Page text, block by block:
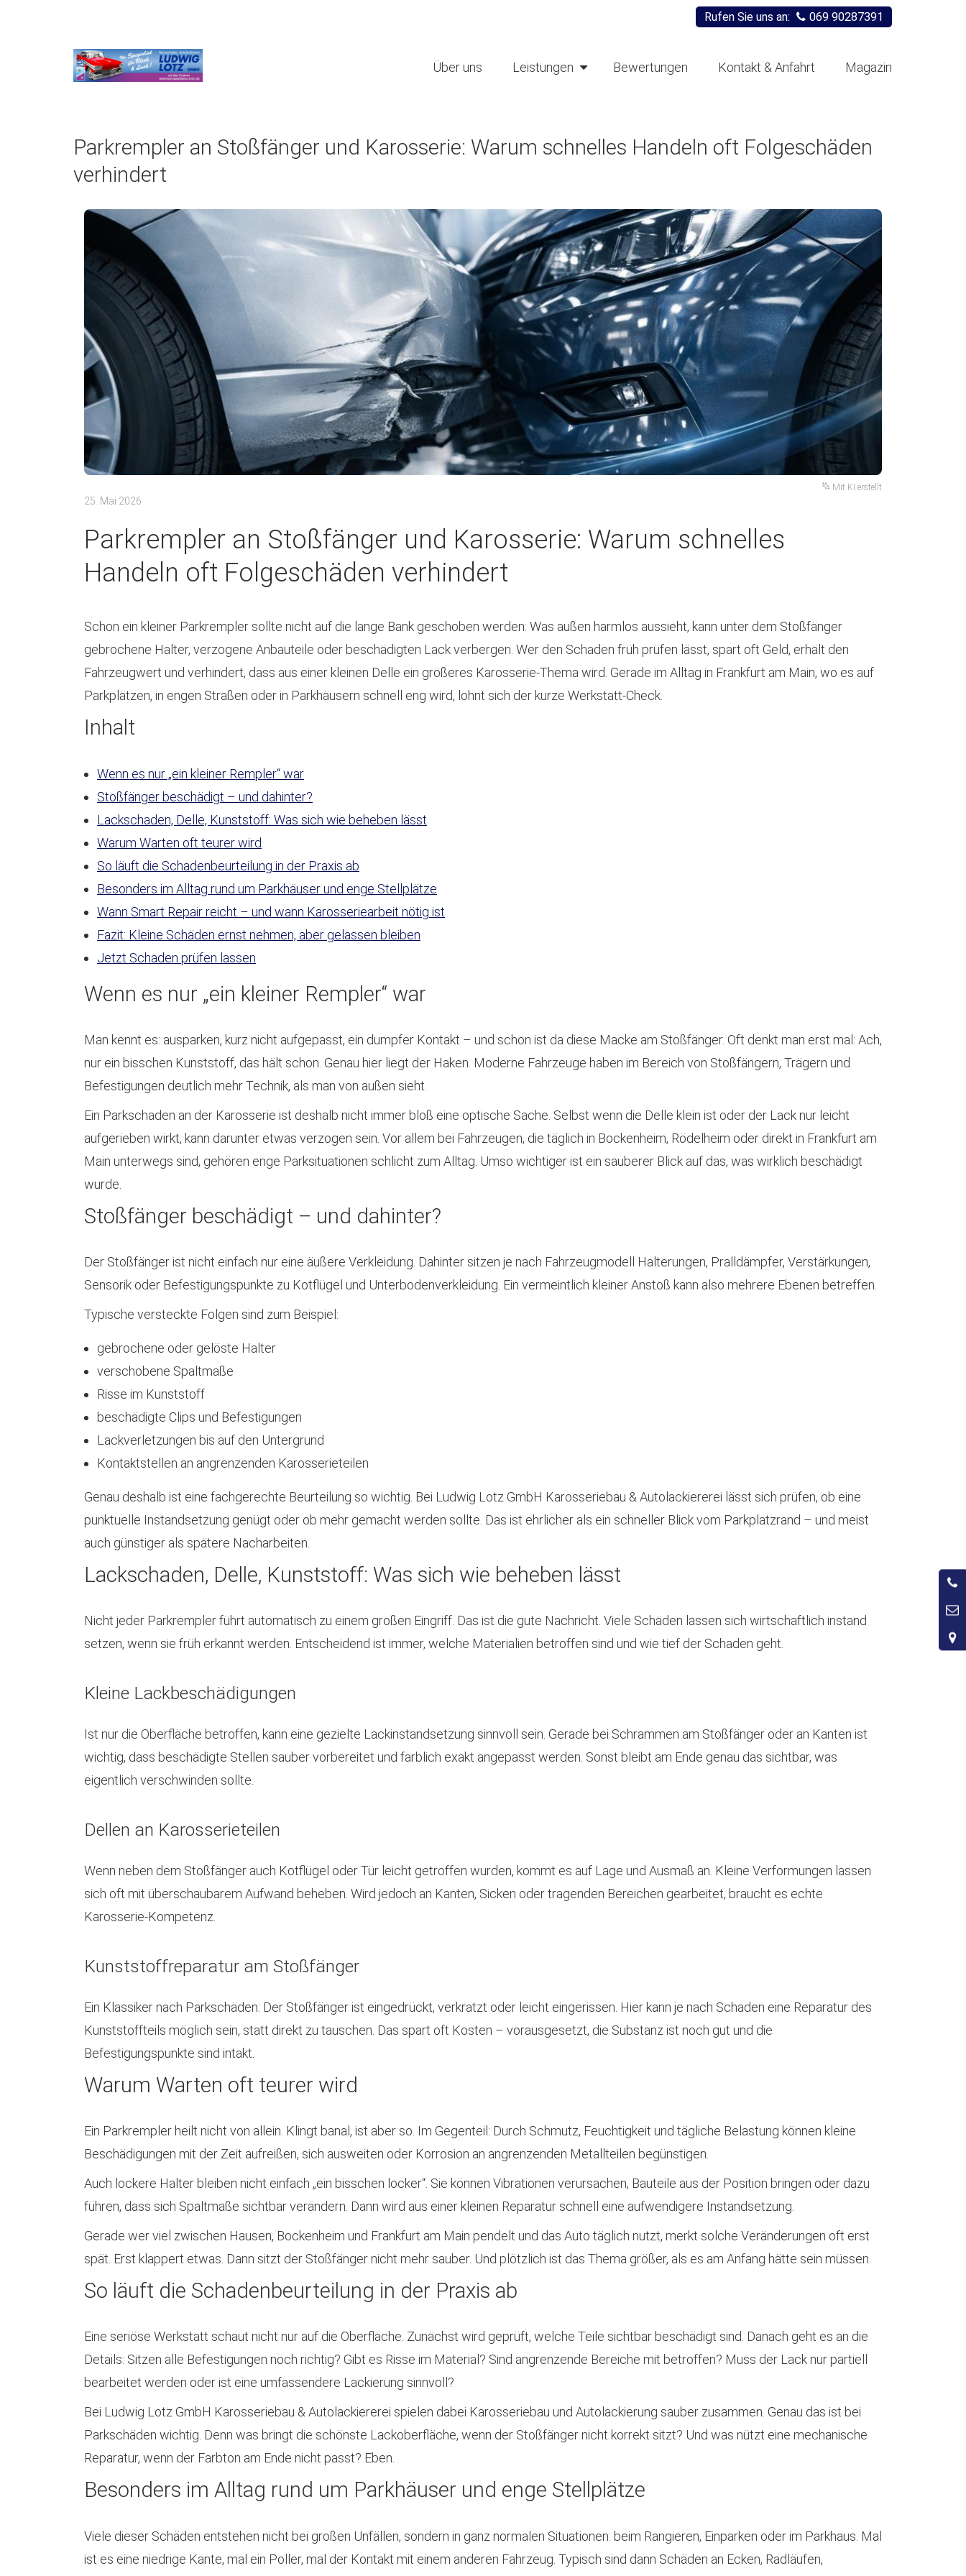
Rufen Sie uns an: 069 90287391
Über uns Leistungen Bewertungen Kontakt & Anfahrt Magazin
Parkrempler an Stoßfänger und Karosserie: Warum schnelles Handeln oft Folgeschäden
verhindert
Mit KI erstellt
25. Mai 2026
Parkrempler an Stoßfänger und Karosserie: Warum schnelles
Handeln oft Folgeschäden verhindert
Schon ein kleiner Parkrempler sollte nicht auf die lange Bank geschoben werden: Was außen harmlos aussieht, kann unter dem Stoßfänger
gebrochene Halter, verzogene Anbauteile oder beschädigten Lack verbergen. Wer den Schaden früh prüfen lässt, spart oft Geld, erhält den
Fahrzeugwert und verhindert, dass aus einer kleinen Delle ein größeres Karosserie-Thema wird. Gerade im Alltag in Frankfurt am Main, wo es auf
Parkplätzen, in engen Straßen oder in Parkhäusern schnell eng wird, lohnt sich der kurze Werkstatt-Check.
Inhalt
Wenn es nur „ein kleiner Rempler“ war
Stoßfänger beschädigt – und dahinter?
Lackschaden, Delle, Kunststoff: Was sich wie beheben lässt
Warum Warten oft teurer wird
So läuft die Schadenbeurteilung in der Praxis ab
Besonders im Alltag rund um Parkhäuser und enge Stellplätze
Wann Smart Repair reicht – und wann Karosseriearbeit nötig ist
Fazit: Kleine Schäden ernst nehmen, aber gelassen bleiben
Jetzt Schaden prüfen lassen
Wenn es nur „ein kleiner Rempler“ war
Man kennt es: ausparken, kurz nicht aufgepasst, ein dumpfer Kontakt – und schon ist da diese Macke am Stoßfänger. Oft denkt man erst mal: Ach,
nur ein bisschen Kunststoff, das hält schon. Genau hier liegt der Haken. Moderne Fahrzeuge haben im Bereich von Stoßfängern, Trägern und
Befestigungen deutlich mehr Technik, als man von außen sieht.
Ein Parkschaden an der Karosserie ist deshalb nicht immer bloß eine optische Sache. Selbst wenn die Delle klein ist oder der Lack nur leicht
aufgerieben wirkt, kann darunter etwas verzogen sein. Vor allem bei Fahrzeugen, die täglich in Bockenheim, Rödelheim oder direkt in Frankfurt am
Main unterwegs sind, gehören enge Parksituationen schlicht zum Alltag. Umso wichtiger ist ein sauberer Blick auf das, was wirklich beschädigt
wurde.
Stoßfänger beschädigt – und dahinter?
Der Stoßfänger ist nicht einfach nur eine äußere Verkleidung. Dahinter sitzen je nach Fahrzeugmodell Halterungen, Pralldämpfer, Verstärkungen,
Sensorik oder Befestigungspunkte zu Kotflügel und Unterbodenverkleidung. Ein vermeintlich kleiner Anstoß kann also mehrere Ebenen betreffen.
Typische versteckte Folgen sind zum Beispiel:
gebrochene oder gelöste Halter
verschobene Spaltmaße
Risse im Kunststoff
beschädigte Clips und Befestigungen
Lackverletzungen bis auf den Untergrund
Kontaktstellen an angrenzenden Karosserieteilen
Genau deshalb ist eine fachgerechte Beurteilung so wichtig. Bei Ludwig Lotz GmbH Karosseriebau & Autolackiererei lässt sich prüfen, ob eine
punktuelle Instandsetzung genügt oder ob mehr gemacht werden sollte. Das ist ehrlicher als ein schneller Blick vom Parkplatzrand – und meist
auch günstiger als spätere Nacharbeiten.
Lackschaden, Delle, Kunststoff: Was sich wie beheben lässt
Nicht jeder Parkrempler führt automatisch zu einem großen Eingriff. Das ist die gute Nachricht. Viele Schäden lassen sich wirtschaftlich instand
setzen, wenn sie früh erkannt werden. Entscheidend ist immer, welche Materialien betroffen sind und wie tief der Schaden geht.
Kleine Lackbeschädigungen
Ist nur die Oberfläche betroffen, kann eine gezielte Lackinstandsetzung sinnvoll sein. Gerade bei Schrammen am Stoßfänger oder an Kanten ist
wichtig, dass beschädigte Stellen sauber vorbereitet und farblich exakt angepasst werden. Sonst bleibt am Ende genau das sichtbar, was
eigentlich verschwinden sollte.
Dellen an Karosserieteilen
Wenn neben dem Stoßfänger auch Kotflügel oder Tür leicht getroffen wurden, kommt es auf Lage und Ausmaß an. Kleine Verformungen lassen
sich oft mit überschaubarem Aufwand beheben. Wird jedoch an Kanten, Sicken oder tragenden Bereichen gearbeitet, braucht es echte
Karosserie-Kompetenz.
Kunststoffreparatur am Stoßfänger
Ein Klassiker nach Parkschäden: Der Stoßfänger ist eingedrückt, verkratzt oder leicht eingerissen. Hier kann je nach Schaden eine Reparatur des
Kunststoffteils möglich sein, statt direkt zu tauschen. Das spart oft Kosten – vorausgesetzt, die Substanz ist noch gut und die
Befestigungspunkte sind intakt.
Warum Warten oft teurer wird
Ein Parkrempler heilt nicht von allein. Klingt banal, ist aber so. Im Gegenteil: Durch Schmutz, Feuchtigkeit und tägliche Belastung können kleine
Beschädigungen mit der Zeit aufreißen, sich ausweiten oder Korrosion an angrenzenden Metallteilen begünstigen.
Auch lockere Halter bleiben nicht einfach „ein bisschen locker“. Sie können Vibrationen verursachen, Bauteile aus der Position bringen oder dazu
führen, dass sich Spaltmaße sichtbar verändern. Dann wird aus einer kleinen Reparatur schnell eine aufwendigere Instandsetzung.
Gerade wer viel zwischen Hausen, Bockenheim und Frankfurt am Main pendelt und das Auto täglich nutzt, merkt solche Veränderungen oft erst
spät. Erst klappert etwas. Dann sitzt der Stoßfänger nicht mehr sauber. Und plötzlich ist das Thema größer, als es am Anfang hätte sein müssen.
So läuft die Schadenbeurteilung in der Praxis ab
Eine seriöse Werkstatt schaut nicht nur auf die Oberfläche. Zunächst wird geprüft, welche Teile sichtbar beschädigt sind. Danach geht es an die
Details: Sitzen alle Befestigungen noch richtig? Gibt es Risse im Material? Sind angrenzende Bereiche mit betroffen? Muss der Lack nur partiell
bearbeitet werden oder ist eine umfassendere Lackierung sinnvoll?
Bei Ludwig Lotz GmbH Karosseriebau & Autolackiererei spielen dabei Karosseriebau und Autolackierung sauber zusammen. Genau das ist bei
Parkschäden wichtig. Denn was bringt die schönste Lackoberfläche, wenn der Stoßfänger nicht korrekt sitzt? Und was nützt eine mechanische
Reparatur, wenn der Farbton am Ende nicht passt? Eben.
Besonders im Alltag rund um Parkhäuser und enge Stellplätze
Viele dieser Schäden entstehen nicht bei großen Unfällen, sondern in ganz normalen Situationen: beim Rangieren, Einparken oder im Parkhaus. Mal
ist es eine niedrige Kante, mal ein Poller, mal der Kontakt mit einem anderen Fahrzeug. Typisch sind dann Schäden an Ecken, Radläufen,